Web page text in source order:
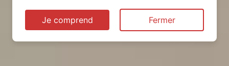
Je comprend Fermer